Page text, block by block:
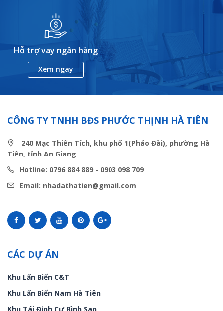
Hỗ trợ vay ngân hàng
Xem ngay
CÔNG TY TNHH BĐS PHƯỚC THỊNH HÀ TIÊN
240 Mạc Thiên Tích, khu phố 1(Pháo Đài), phường Hà
Tiên, tỉnh An Giang
Hotline: 0796 884 889 - 0903 098 709
Email: nhadathatien@gmail.com
CÁC DỰ ÁN
Khu Lấn Biển C&T
Khu Lấn Biển Nam Hà Tiên
Khu Tái Định Cư Bình San